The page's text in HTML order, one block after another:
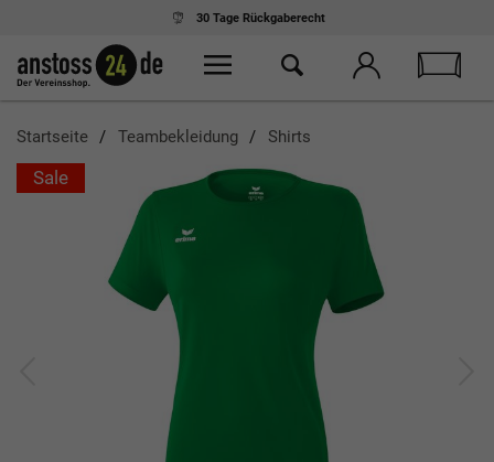
Ab 75,- € Einkaufkostenloser Versand
Startseite Teambekleidung Shirts
Sale